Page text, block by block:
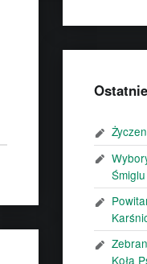
Śmiglu
Koła